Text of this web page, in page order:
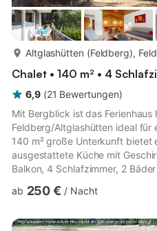
Altglashütten (Feldberg),
Chalet • 140 m² • 4
6,9 (21 Bewertungen)
Mit Bergblick ist das Ferienhaus
Feldberg/Altglashütten ideal für
140 m² große Unterkunft bietet
ausgestattete Küche mit
Balkon, 4 Schlafzimmer, 2
Strom. Auf Anfrage stehen
Anfrage und gegen Aufpreis
ab 250 € / Nacht